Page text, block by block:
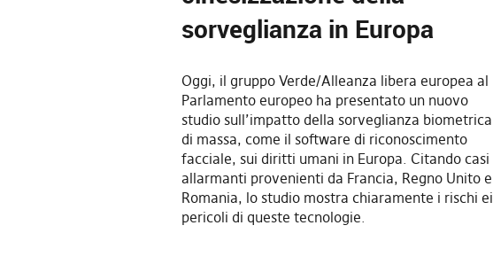
sorveglianza in Europa
Oggi, il gruppo Verde/Alleanza libera europea al
Parlamento europeo ha presentato un nuovo
studio sull’impatto della sorveglianza biometrica
di massa, come il software di riconoscimento
facciale, sui diritti umani in Europa. Citando casi
allarmanti provenienti da Francia, Regno Unito e
Romania, lo studio mostra chiaramente i rischi ei
pericoli di queste tecnologie.